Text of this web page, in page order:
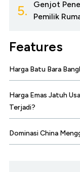
5.
Genjot
Pemilik
Features
Harga Batu Bara
Harga Emas Jatuh
Terjadi?
Dominasi China